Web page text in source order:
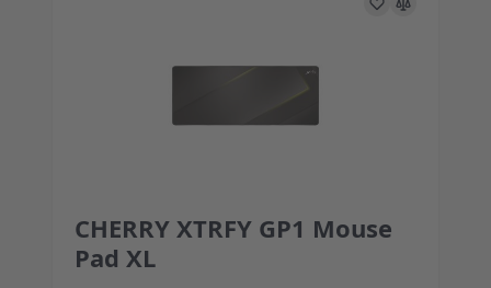
The price depends on the options chosen on the
CHERRY XTRFY GP1 Mouse
Pad XL